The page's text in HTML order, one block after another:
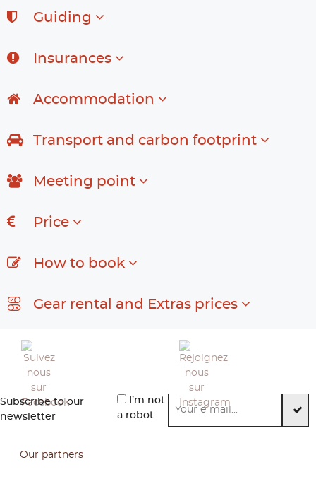
Guiding
Insurances
Accommodation
Transport and carbon footprint
Meeting point
Price
How to book
Gear rental and Extras prices
Subscribe to our
newsletter
I’m not
a robot.
Our partners